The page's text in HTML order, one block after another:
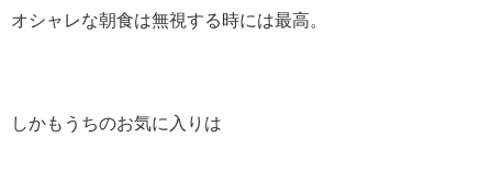
オシャレな朝食は無視する時には最高。
しかもうちのお気に入りは